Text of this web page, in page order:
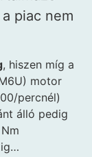
piac nem
, hiszen míg a
motor
percnél)
álló pedig